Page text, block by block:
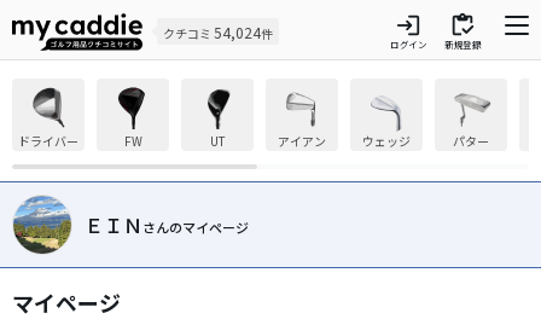
クチコミ 54,024件 login
ログイン
inventory
新規登録
ドライバー FW UT アイアン ウェッジ パター
ＥＩＮ さんのマイページ
マイページ